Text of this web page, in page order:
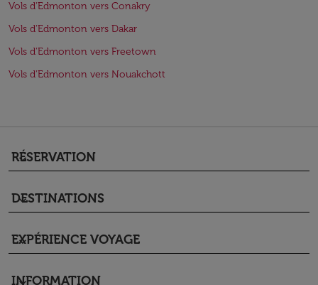
Vols d'Edmonton vers Conakry
Vols d'Edmonton vers Dakar
Vols d'Edmonton vers Freetown
Vols d'Edmonton vers Nouakchott
RÉSERVATION
keyboard_arrow_down
DESTINATIONS
keyboard_arrow_down
EXPÉRIENCE VOYAGE
keyboard_arrow_down
INFORMATION